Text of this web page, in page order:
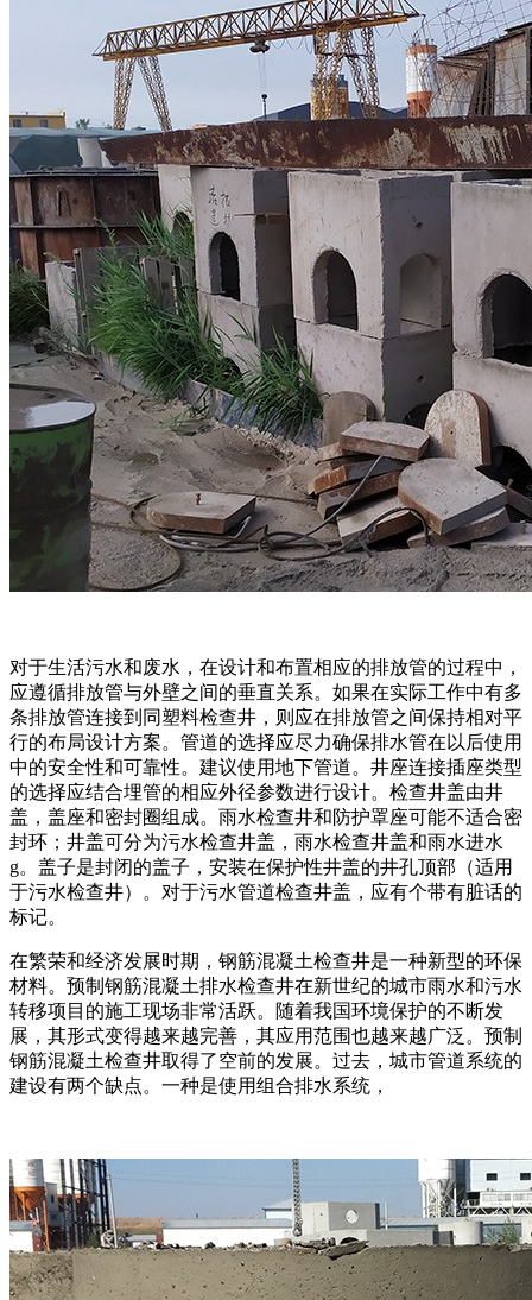
对于生活污水和废水，在设计和布置相应的排放管的过程中，
应遵循排放管与外壁之间的垂直关系。如果在实际工作中有多
条排放管连接到同塑料检查井，则应在排放管之间保持相对平
行的布局设计方案。管道的选择应尽力确保排水管在以后使用
中的安全性和可靠性。建议使用地下管道。井座连接插座类型
的选择应结合埋管的相应外径参数进行设计。检查井盖由井
盖，盖座和密封圈组成。雨水检查井和防护罩座可能不适合密
封环；井盖可分为污水检查井盖，雨水检查井盖和雨水进水
g。盖子是封闭的盖子，安装在保护性井盖的井孔顶部（适用
于污水检查井）。对于污水管道检查井盖，应有个带有脏话的
标记。
在繁荣和经济发展时期，钢筋混凝土检查井是一种新型的环保
材料。预制钢筋混凝土排水检查井在新世纪的城市雨水和污水
转移项目的施工现场非常活跃。随着我国环境保护的不断发
展，其形式变得越来越完善，其应用范围也越来越广泛。预制
钢筋混凝土检查井取得了空前的发展。过去，城市管道系统的
建设有两个缺点。一种是使用组合排水系统，